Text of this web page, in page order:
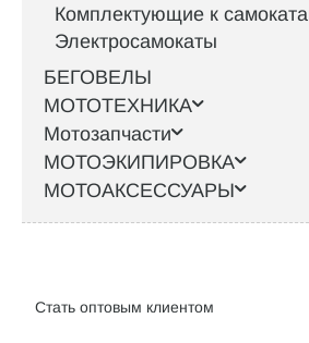
Комплектующие к
Электросамокаты
БЕГОВЕЛЫ
МОТОТЕХНИКА
Мотозапчасти
МОТОЭКИПИРОВКА
МОТОАКСЕССУАРЫ
Стать оптовым клиентом